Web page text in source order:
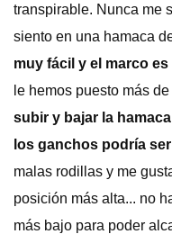
transpirable. Nunca me
siento en una hamaca
muy fácil y el marco
le hemos puesto más
subir y bajar la
los ganchos podría
malas rodillas y me
posición más alta... no
más bajo para poder